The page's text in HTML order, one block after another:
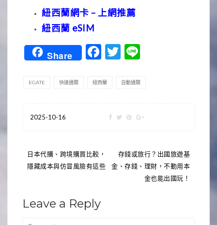
紐西蘭網卡 – 上網推薦
紐西蘭 eSIM
Share Facebook
Twitter
Line
EGATE 快速通關 紐西蘭 自動通關
2025-10-16
文
章
覽
日本代購、跨境購買比較，
隱藏成本與仿冒風險有這些
存錢或旅行？出國旅遊基
金、存錢、理財，不動用本
金也能出國玩！
Leave a Reply